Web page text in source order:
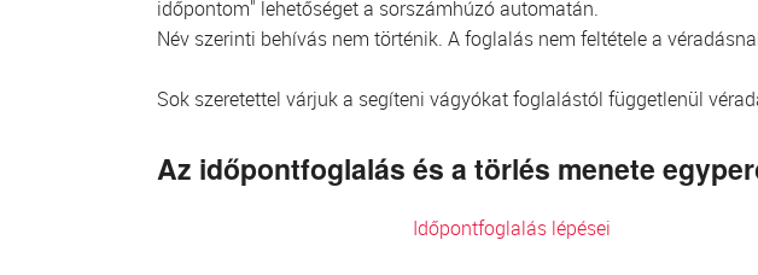
időpontom" lehetőséget a sorszámhúzó automatán.
Név szerinti behívás nem történik. A foglalás nem feltétele a
Sok szeretettel várjuk a segíteni vágyókat foglalástól függetlenül
Az időpontfoglalás és a törlés menete
Időpontfoglalás lépései